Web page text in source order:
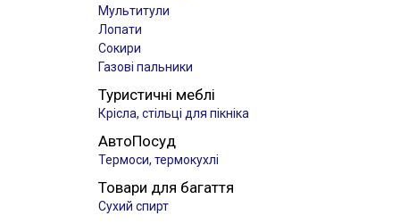
Мультитули
Лопати
Сокири
Газові пальники
Туристичні меблі
Крісла, стільці для пікніка
АвтоПосуд
Термоси, термокухлі
Товари для багаття
Сухий спирт